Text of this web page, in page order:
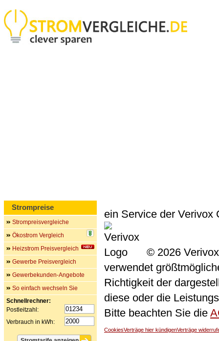
ein Service der Verivox
© 2026
verwendet
Richtigkeit der
diese oder die
Bitte beachten Sie die
CookiesVerträge hier kündigenVerträge
Strompreise
Strompreisvergleiche
Ökostrom Vergleich
Heizstrom Preisvergleich
Gewerbe Preisvergleich
Gewerbekunden-Angebote
So einfach wechseln Sie
Schnellrechner:
Postleitzahl:
Verbrauch in kWh: